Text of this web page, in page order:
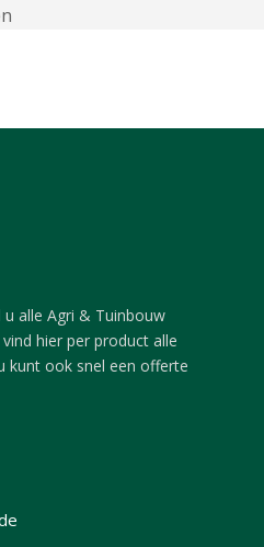
alle Agri & Tuinbouw
hier per product alle
kunt ook snel een offerte